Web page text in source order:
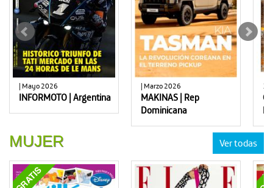
| Mayo 2026
INFORMOTO | Argentina
| Marzo 2026
MAKINAS | Rep
Dominicana
Ver todas
MUJER